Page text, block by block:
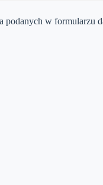
podanych w formularzu